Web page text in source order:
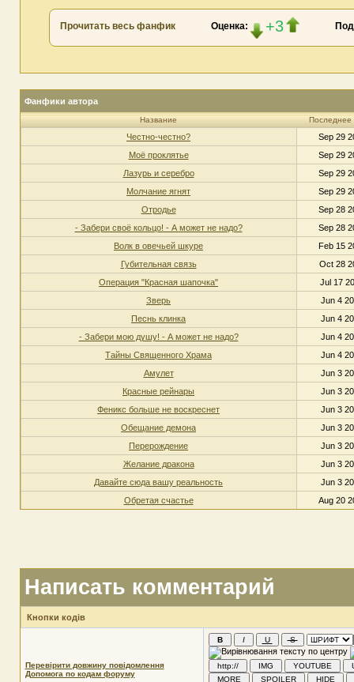
Прочитать весь фанфик Оценка: +3
Фанфики автора
Название Последнее
Честно-честно?
Sep 29
Моё проклятье
Sep 29
Лазурь и серебро
Sep 29
Молчание ягнят
Sep 29
Отродье
Sep 28
- Забери своё кольцо! - А может не надо?
Sep 28
Волк в овечьей шкуре
Feb 15
Губительная связь
Oct 28
Операция "Красная шапочка"
Jul 17
Зверь
Jun 4
Песнь клинка
Jun 4
- Забери мою душу! - А может не надо?
Jun 4
Тайны Священного Храма
Jun 4
Амулет
Jun 3
Красные рейнары
Jun 3
Феникс больше не воскреснет
Jun 3
Обещание демона
Jun 3
Перерождение
Jun 3
Желание дракона
Jun 3
Давайте сюда вашу реальность
Jun 3
Обретая счастье
Aug 20
Написать комментарий
Кнопки кодів
Перевірити довжину повідомлення
Допомога по кодам форуму